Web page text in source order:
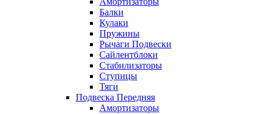
Балки
Кулаки
Пружины
Рычаги Подвески
Сайлентблоки
Стабилизаторы
Ступицы
Тяги
Подвеска Передняя
Амортизаторы